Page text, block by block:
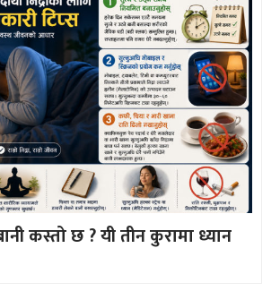
कस्तो छ ? यी तीन कुरामा ध्यान